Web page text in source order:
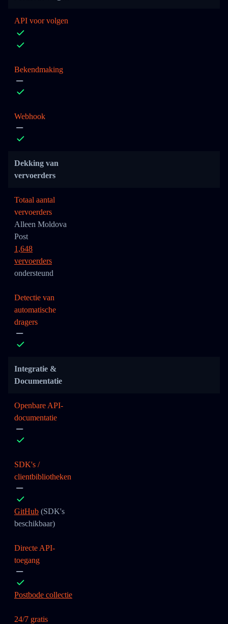
API voor volgen
Bekendmaking
Webhook
Dekking van
vervoerders
Totaal aantal
vervoerders
Alleen Moldova
Post
1,648
vervoerders
ondersteund
Detectie van
automatische
dragers
Integratie &
Documentatie
Openbare API-
documentatie
SDK's /
clientbibliotheken
GitHub (SDK's
beschikbaar)
Directe API-
toegang
Postbode collectie
24/7 gratis